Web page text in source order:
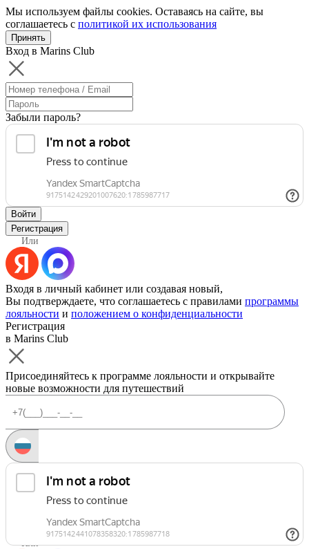
Мы используем файлы cookies. Оставаясь на сайте, вы
соглашаетесь с политикой их использования
Принять
Вход в Marins Club
Забыли пароль?
Войти
Регистрация
Или
Входя в личный кабинет или создавая новый,
Вы подтверждаете, что соглашаетесь с правилами программы
лояльности и положением о конфиденциальности
Регистрация
в Marins Club
Присоединяйтесь к программе лояльности и открывайте
новые возможности для путешествий
Запросить код
Уже есть аккаунт?Войти
Или